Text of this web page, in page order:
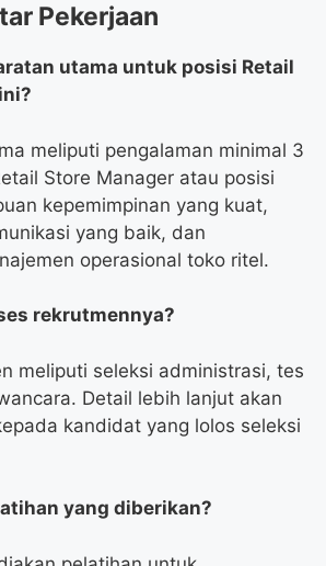
Pekerjaan
utama untuk posisi Retail
meliputi pengalaman minimal 3
Store Manager atau posisi
kepemimpinan yang kuat,
yang baik, dan
operasional toko ritel.
rekrutmennya?
meliputi seleksi administrasi, tes
Detail lebih lanjut akan
kandidat yang lolos seleksi
yang diberikan?